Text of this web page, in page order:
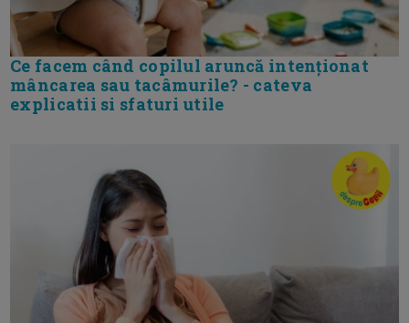
Ce facem când copilul aruncă intenționat
mâncarea sau tacâmurile? - cateva
explicatii si sfaturi utile